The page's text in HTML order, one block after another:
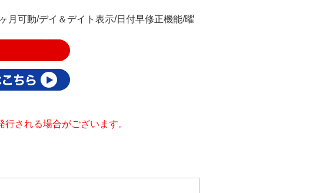
月可動/デイ＆デイト表示/日付早修正機能/曜
される場合がございます。